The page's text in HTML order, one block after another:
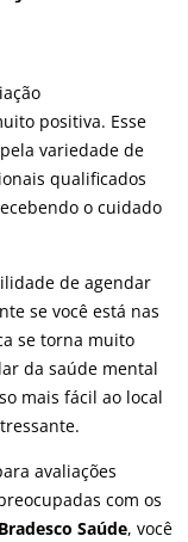
positiva. Esse
variedade de
qualificados
o cuidado
de agendar
se você está nas
se torna muito
da saúde mental
mais fácil ao local
avaliações
com os
Bradesco Saúde, você